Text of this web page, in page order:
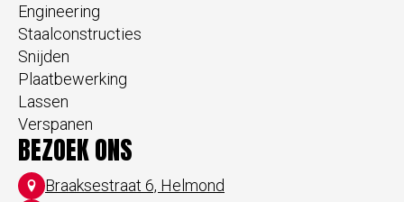
Engineering
Staalconstructies
Snijden
Plaatbewerking
Lassen
Verspanen
BEZOEK ONS
Braaksestraat 6, Helmond